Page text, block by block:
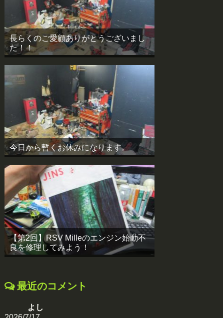
長らくのご愛顧ありがとうございまし
た！！
今日から暫くお休みになります。
【第2回】RSV Milleのエンジン始動不
良を修理してみよう！
最近のコメント
よし